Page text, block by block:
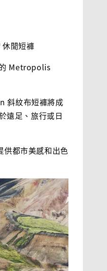
閒短褲
Metropolis
斜紋布短褲將成
遠足、旅行或日
供都市美感和出色